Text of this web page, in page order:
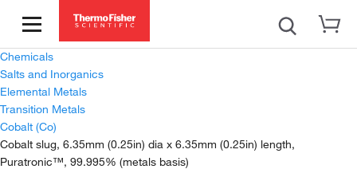
Chemicals
Salts and Inorganics
Elemental Metals
Transition Metals
Cobalt (Co)
Cobalt slug, 6.35mm (0.25in) dia x 6.35mm (0.25in) length,
Puratronic™, 99.995% (metals basis)